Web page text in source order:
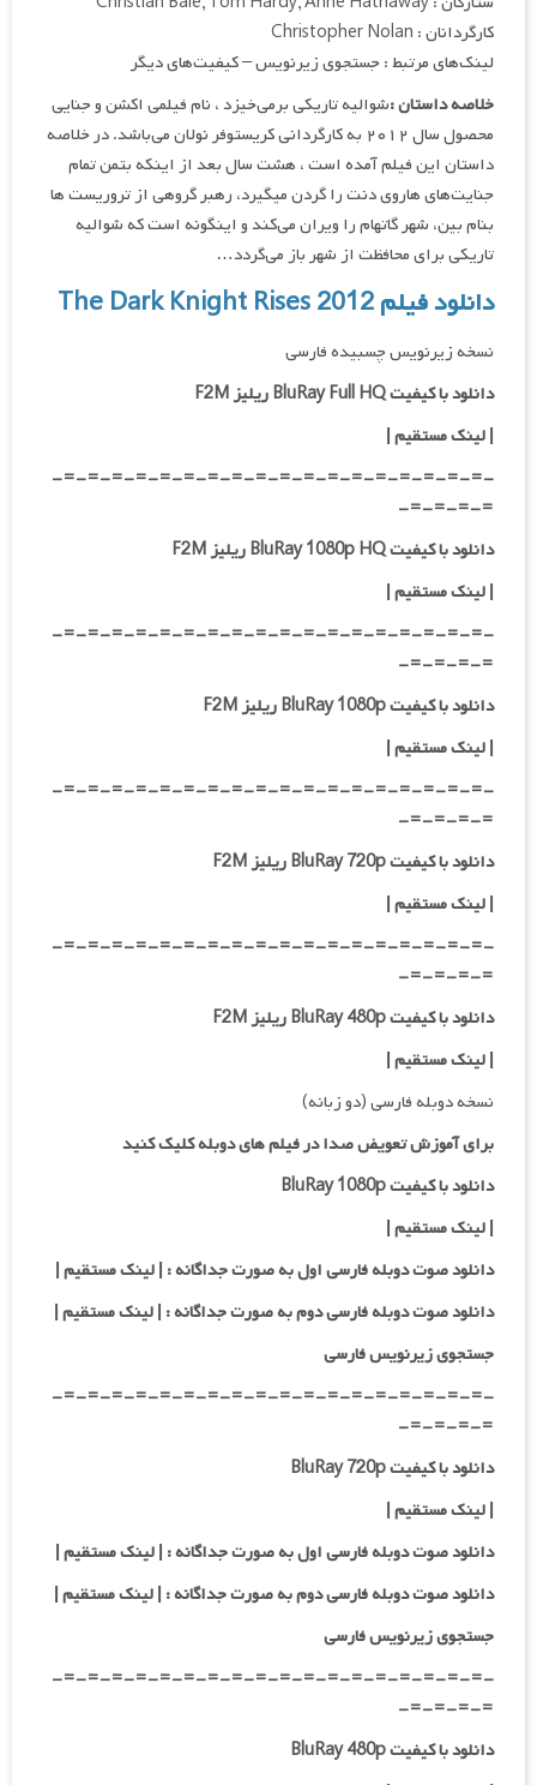
کارگردانان : Christopher Nolan
لینک‌های مرتبط : جستجوی زیرنویس – کیفیت‌های دیگر
خلاصه داستان :شوالیه تاریکی برمی‌خیزد ، نام فیلمی اکشن و جنایی
محصول سال ۲۰۱۲ به کارگردانی کریستوفر نولان می‌باشد. در خلاصه
داستان این فیلم آمده است ، هشت سال بعد از اینکه بتمن تمام
جنایت‌های هاروی دنت را گردن میگیرد، رهبر گروهی از تروریست ها
بنام بین، شهر گاتهام را ویران می‌کند و اینگونه است که شوالیه
تاریکی برای محافظت از شهر باز می‌گردد…
دانلود فیلم The Dark Knight Rises 2012
نسخه زیرنویس چسبیده فارسی
دانلود با کیفیت BluRay Full HQ ریلیز F2M
|لینک مستقیم|
-=-=-=-=-=-=-=-=-=-=-=-=-=-=-=-=-=-=-
=-=-=-=-
دانلود با کیفیت BluRay 1080p HQ ریلیز F2M
|لینک مستقیم|
-=-=-=-=-=-=-=-=-=-=-=-=-=-=-=-=-=-=-
=-=-=-=-
دانلود با کیفیت BluRay 1080p ریلیز F2M
|لینک مستقیم|
-=-=-=-=-=-=-=-=-=-=-=-=-=-=-=-=-=-=-
=-=-=-=-
دانلود با کیفیت BluRay 720p ریلیز F2M
| لینک مستقیم|
-=-=-=-=-=-=-=-=-=-=-=-=-=-=-=-=-=-=-
=-=-=-=-
دانلود با کیفیت BluRay 480p ریلیز F2M
| لینک مستقیم|
نسخه دوبله فارسی (دو زبانه)
برای آموزش تعویض صدا در فیلم های دوبله کلیک کنید
دانلود با کیفیت BluRay 1080p
|لینک مستقیم |
دانلود صوت دوبله فارسی اول به صورت جداگانه : | لینک مستقیم|
دانلود صوت دوبله فارسی دوم به صورت جداگانه : | لینک مستقیم|
جستجوی زیرنویس فارسی
-=-=-=-=-=-=-=-=-=-=-=-=-=-=-=-=-=-=-
=-=-=-=-
دانلود با کیفیت BluRay 720p
| لینک مستقیم |
دانلود صوت دوبله فارسی اول به صورت جداگانه : | لینک مستقیم|
دانلود صوت دوبله فارسی دوم به صورت جداگانه : | لینک مستقیم|
جستجوی زیرنویس فارسی
-=-=-=-=-=-=-=-=-=-=-=-=-=-=-=-=-=-=-
=-=-=-=-
دانلود با کیفیت BluRay 480p